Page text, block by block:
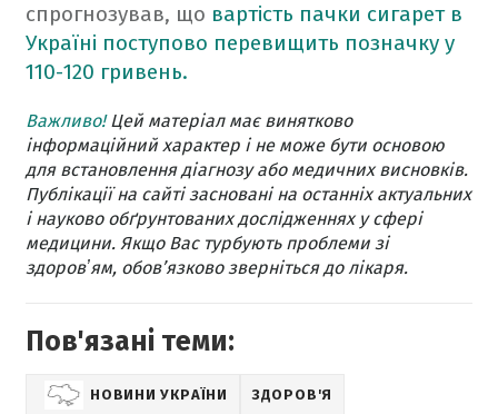
спрогнозував, що вартість пачки сигарет в
Україні поступово перевищить позначку у
110-120 гривень.
Важливо!Цей матеріал має винятково
інформаційний характер і не може бути основою
для встановлення діагнозу або медичних висновків.
Публікації на сайті засновані на останніх актуальних
і науково обґрунтованих дослідженнях у сфері
медицини. Якщо Вас турбують проблеми зі
здоровʼям, обов’язково зверніться до лікаря.
Пов'язані теми:
НОВИНИ УКРАЇНИ ЗДОРОВ'Я